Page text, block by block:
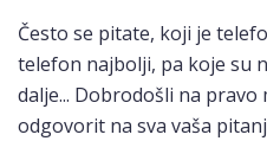
Često se pitate, koji je
telefon najbolji, pa koje su
dalje... Dobrodošli na pravo
odgovorit na sva vaša